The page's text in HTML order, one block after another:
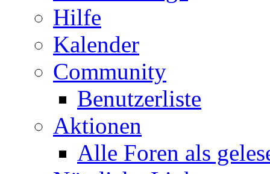
Hilfe
Kalender
Community
Benutzerliste
Aktionen
Alle Foren als